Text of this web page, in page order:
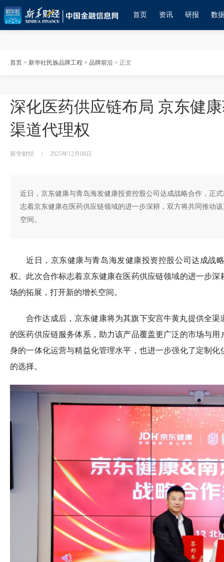
首页 资讯 研报 数
首页 > 新华社民族品牌工程 > 品牌前沿 > 正文
深化医药供应链布局 京东健
渠道代理权
新华财经 2025年12月08日
近日，京东健康与青岛海发健康投资控股公司达成战略合作，正
志着京东健康在医药供应链领域的进一步深耕，双方将共同推动
空间。
近日，京东健康与青岛海发健康投资控股公司达成战
权。此次合作标志着京东健康在医药供应链领域的进一步
场的拓展，打开新的增长空间。
合作达成后，京东健康将为其旗下安宫牛黄丸提供全
的医药供应链服务体系，助力该产品覆盖更广泛的市场与
身的一体化运营与精益化管理水平，也进一步强化了定制
的选择。